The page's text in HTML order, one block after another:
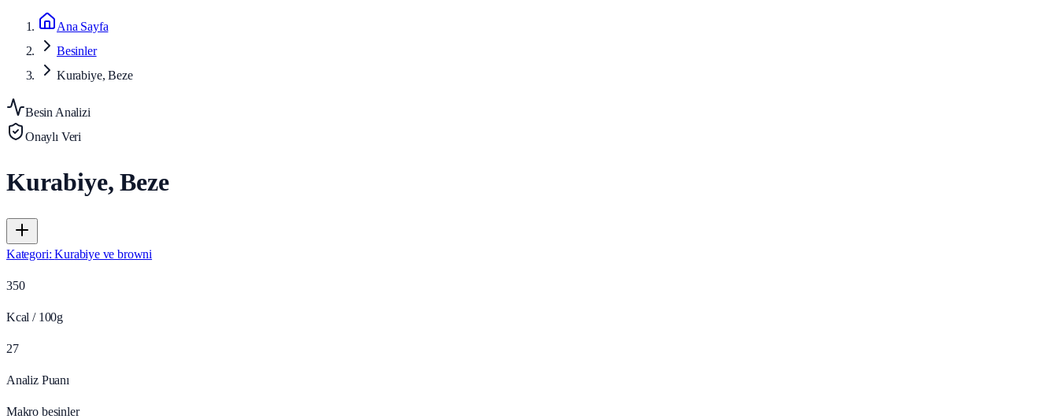
Ana Sayfa
Besinler
Kurabiye, Beze
Besin Analizi
Onaylı Veri
Kurabiye, Beze
Kategori:Kurabiye ve browni
350
Kcal / 100g
27
Analiz Puanı
Makro besinler